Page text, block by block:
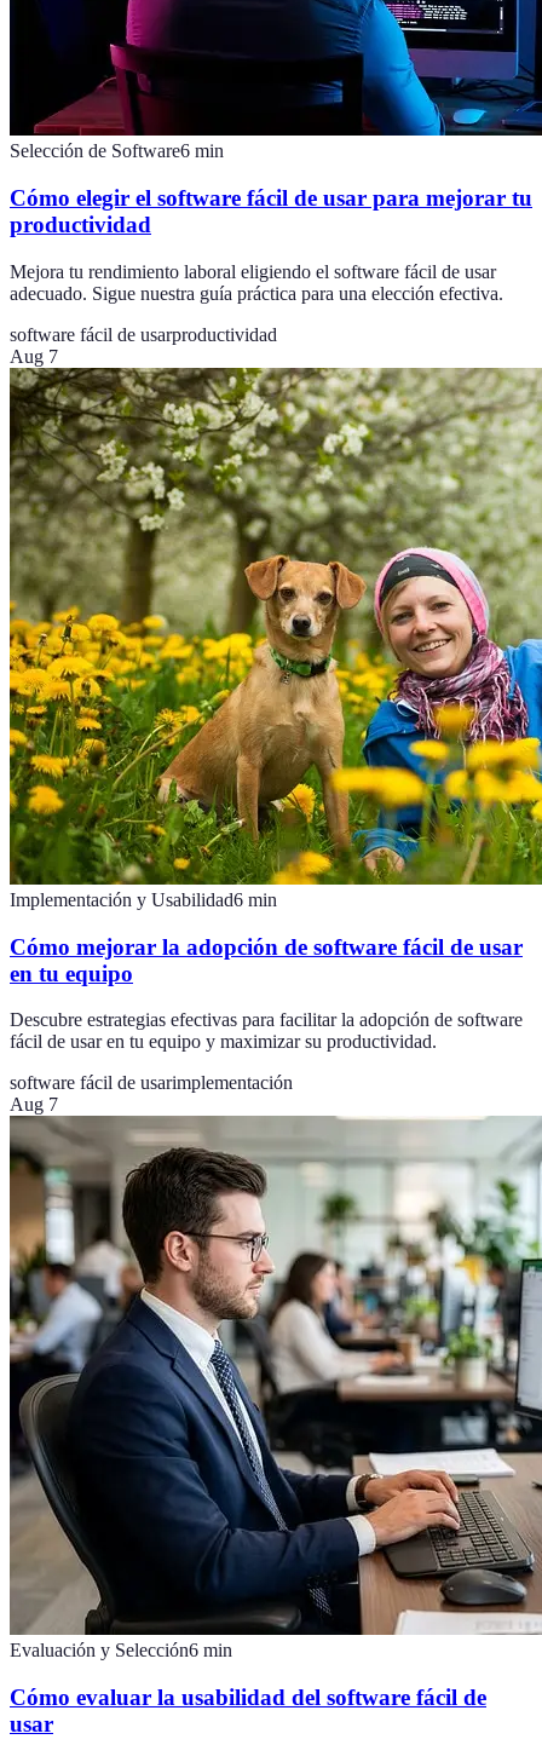
Selección de Software6 min
Cómo elegir el software fácil de usar para mejorar tu
productividad
Mejora tu rendimiento laboral eligiendo el software fácil de usar
adecuado. Sigue nuestra guía práctica para una elección efectiva.
software fácil de usarproductividad
Aug 7
Implementación y Usabilidad6 min
Cómo mejorar la adopción de software fácil de usar
en tu equipo
Descubre estrategias efectivas para facilitar la adopción de software
fácil de usar en tu equipo y maximizar su productividad.
software fácil de usarimplementación
Aug 7
Evaluación y Selección6 min
Cómo evaluar la usabilidad del software fácil de
usar